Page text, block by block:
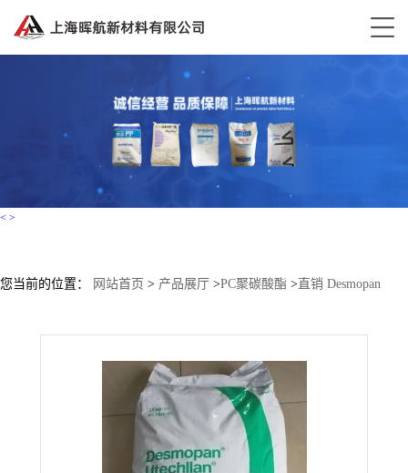
< >
您当前的位置： 网站首页 > 产品展厅 >PC聚碳酸酯 >直销 Desmopan